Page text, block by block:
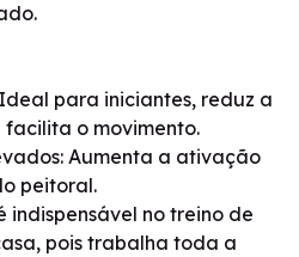
para iniciantes, reduz a
facilita o movimento.
Aumenta a ativação
peitoral.
indispensável no treino de
pois trabalha toda a